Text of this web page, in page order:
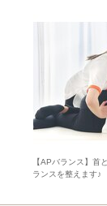
【APバランス】首
ランスを整えます♪